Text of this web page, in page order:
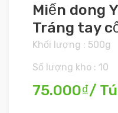
Miến dong
Tráng tay
Khối lượng : 500g
Số lượng kho : 10
75.000₫/